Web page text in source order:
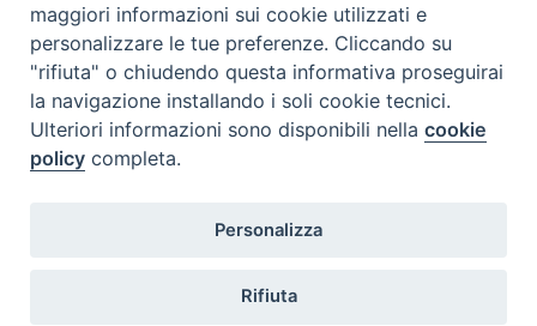
di Como
Diocesi di Como | piazza Grimoldi, 5
Riproduzione solo con permesso.
Iscriviti alla Newsletter
maggiori informazioni sui cookie utilizzati e
personalizzare le tue preferenze. Cliccando su
"rifiuta" o chiudendo questa informativa proseguirai
la navigazione installando i soli cookie tecnici.
Ulteriori informazioni sono disponibili nellacookie
policy completa.
Personalizza
Rifiuta